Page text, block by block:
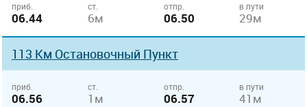
приб.
06.44
ст.
6м
отпр.
06.50
в пути
29м
113 Км Остановочный Пункт
приб.
06.56
ст.
1м
отпр.
06.57
в пути
41м